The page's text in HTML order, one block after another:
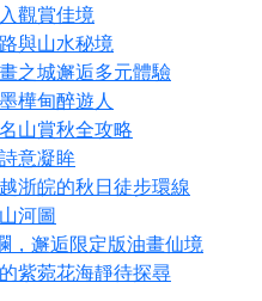
觀賞佳境
與山水秘境
之城邂逅多元體驗
樺甸醉遊人
山賞秋全攻略
意凝眸
浙皖的秋日徒步環線
河圖
，邂逅限定版油畫仙境
紫菀花海靜待探尋